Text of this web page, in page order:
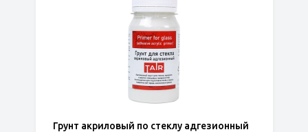
Грунт акриловый по стеклу адгезионный